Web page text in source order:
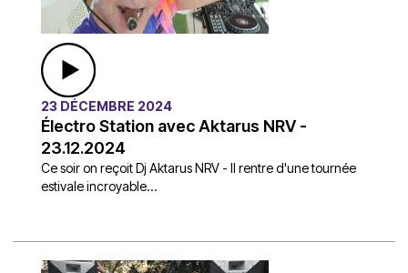
23 DÉCEMBRE 2024
Électro Station avec Aktarus NRV -
23.12.2024
Ce soir on reçoit Dj Aktarus NRV - Il rentre d'une tournée
estivale incroyable...